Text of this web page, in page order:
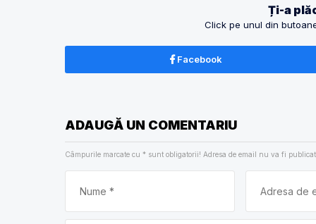
Ți-a
Click pe unul din
Facebook
ADAUGĂ UN COMENTARIU
Câmpurile marcate cu * sunt obligatorii! Adresa de email nu va fi